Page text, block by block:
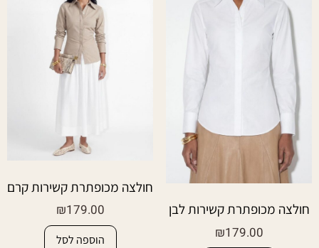
חולצה מכופתרת קשירות לבן
₪179.00
חולצה מכופתרת קשירות קרם
₪179.00
הוספה לסל